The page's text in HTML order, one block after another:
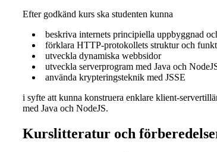
Efter godkänd kurs ska studenten kunna
beskriva internets principiella uppbyggnad
förklara HTTP-protokollets struktur och
utveckla dynamiska webbsidor
utveckla serverprogram med Java och
använda krypteringsteknik med JSSE
i syfte att kunna konstruera enklare klient-
med Java och NodeJS.
Kurslitteratur och